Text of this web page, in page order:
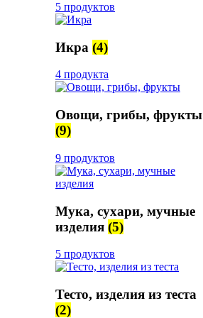
5 продуктов
Икра (4)
4 продукта
Овощи, грибы, фрукты
(9)
9 продуктов
Мука, сухари, мучные
изделия (5)
5 продуктов
Тесто, изделия из теста
(2)